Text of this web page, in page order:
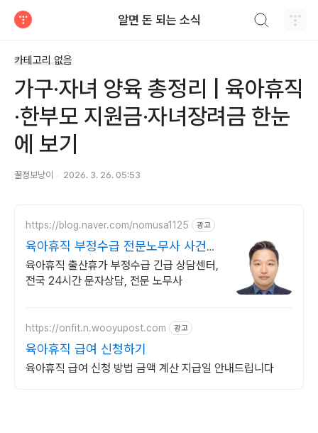
알면 돈 되는 소식
카테고리 없음
가구·자녀 양육 총정리 | 육아휴직
·한부모 지원금·자녀장려금 한눈
에 보기
꿀정보냥이 2026. 3. 26. 05:53
https://blog.naver.com/nomusa1125 광고
육아휴직 부정수급 전문노무사 사건전
문노무사
육아휴직 출산휴가 부정수급 긴급 상담센터,
전국 24시간 문자상담, 전문 노무사
https://onfit.n.wooyupost.com 광고
육아휴직 급여 신청하기
육아휴직 급여 신청 방법 금액 계산 지급일 안내드립니다